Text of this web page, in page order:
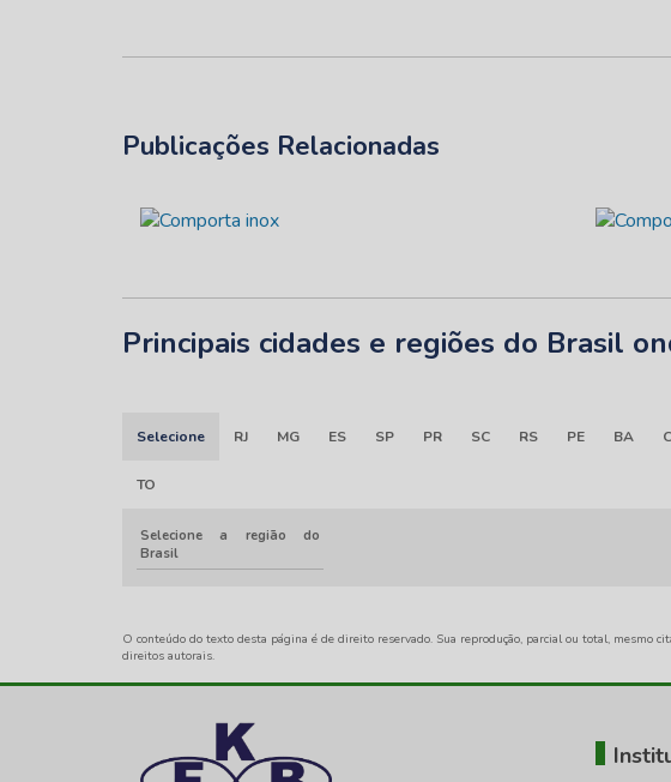
Publicações Relacionadas
Principais cidades e regiões do Brasil
Selecione RJ MG ES SP PR SC RS PE BA
TO
Selecione a região do
Brasil
O conteúdo do texto desta página é de direito reservado. Sua reprodução, parcial ou total, mesmo
direitos autorais.